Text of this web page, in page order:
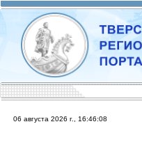
06 августа 2026 г., 16:46:08